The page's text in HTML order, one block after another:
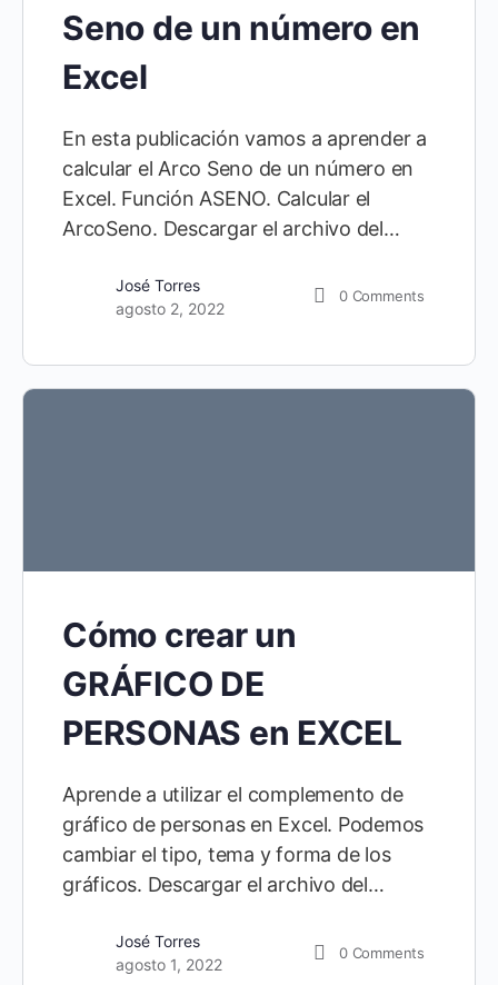
Seno de un número en
Excel
En esta publicación vamos a aprender a
calcular el Arco Seno de un número en
Excel. Función ASENO. Calcular el
ArcoSeno. Descargar el archivo del…
José Torres
agosto 2, 2022
0 Comments
Cómo crear un
GRÁFICO DE
PERSONAS en EXCEL
Aprende a utilizar el complemento de
gráfico de personas en Excel. Podemos
cambiar el tipo, tema y forma de los
gráficos. Descargar el archivo del…
José Torres
agosto 1, 2022
0 Comments